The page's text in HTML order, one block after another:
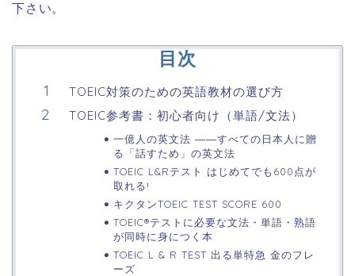
下さい。
目次
TOEIC対策のための英語教材の選び方
TOEIC参考書：初心者向け（単語/文法）
一億人の英文法 ――すべての日本人に贈
る「話すため」の英文法
TOEIC L&Rテスト はじめてでも600点が
取れる!
キクタンTOEIC TEST SCORE 600
TOEIC®テストに必要な文法・単語・熟語
が同時に身につく本
TOEIC L & R TEST 出る単特急 金のフレ
ーズ